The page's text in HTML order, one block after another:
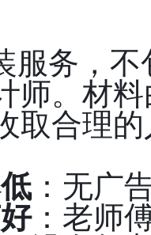
服务，
师。材
取合理
：无广
：老师